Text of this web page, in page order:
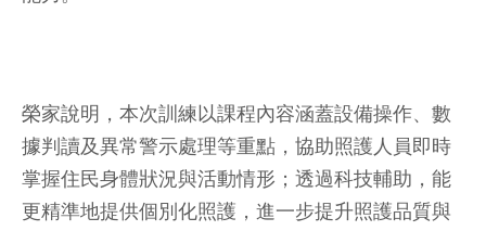
榮家說明，本次訓練以課程內容涵蓋設備操作、數
據判讀及異常警示處理等重點，協助照護人員即時
掌握住民身體狀況與活動情形；透過科技輔助，能
更精準地提供個別化照護，進一步提升照護品質與